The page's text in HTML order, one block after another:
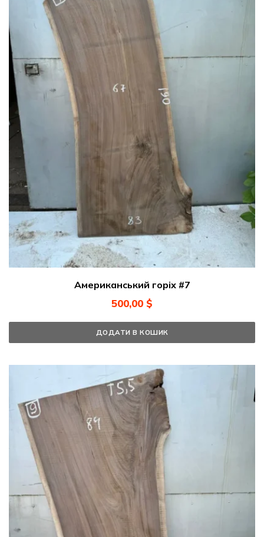
Американський горіх #7
500,00 $
ДОДАТИ В КОШИК